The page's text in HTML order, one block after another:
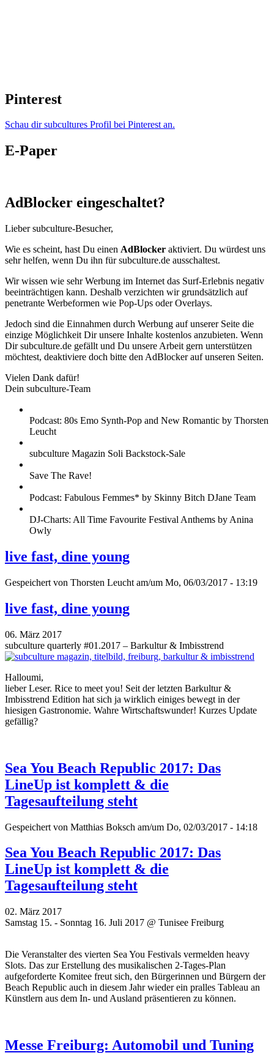
Pinterest
Schau dir subcultures Profil bei Pinterest an.
E-Paper
AdBlocker eingeschaltet?
Lieber subculture-Besucher,
Wie es scheint, hast Du einen AdBlocker aktiviert. Du würdest uns
sehr helfen, wenn Du ihn für subculture.de ausschaltest.
Wir wissen wie sehr Werbung im Internet das Surf-Erlebnis negativ
beeinträchtigen kann. Deshalb verzichten wir grundsätzlich auf
penetrante Werbeformen wie Pop-Ups oder Overlays.
Jedoch sind die Einnahmen durch Werbung auf unserer Seite die
einzige Möglichkeit Dir unsere Inhalte kostenlos anzubieten. Wenn
Dir subculture.de gefällt und Du unsere Arbeit gern unterstützen
möchtest, deaktiviere doch bitte den AdBlocker auf unseren Seiten.
Vielen Dank dafür!
Dein subculture-Team
Podcast: 80s Emo Synth-Pop and New Romantic by Thorsten
Leucht
subculture Magazin Soli Backstock-Sale
Save The Rave!
Podcast: Fabulous Femmes* by Skinny Bitch DJane Team
DJ-Charts: All Time Favourite Festival Anthems by Anina
Owly
live fast, dine young
Gespeichert von Thorsten Leucht am/um Mo, 06/03/2017 - 13:19
live fast, dine young
06. März 2017
subculture quarterly #01.2017 – Barkultur & Imbisstrend
Halloumi,
lieber Leser. Rice to meet you! Seit der letzten Barkultur &
Imbisstrend Edition hat sich ja wirklich einiges bewegt in der
hiesigen Gastronomie. Wahre Wirtschaftswunder! Kurzes Update
gefällig?
Sea You Beach Republic 2017: Das
LineUp ist komplett & die
Tagesaufteilung steht
Gespeichert von Matthias Boksch am/um Do, 02/03/2017 - 14:18
Sea You Beach Republic 2017: Das
LineUp ist komplett & die
Tagesaufteilung steht
02. März 2017
Samstag 15. - Sonntag 16. Juli 2017 @ Tunisee Freiburg
Die Veranstalter des vierten Sea You Festivals vermelden heavy
Slots. Das zur Erstellung des musikalischen 2-Tages-Plan
aufgeforderte Komitee freut sich, den Bürgerinnen und Bürgern der
Beach Republic auch in diesem Jahr wieder ein pralles Tableau an
Künstlern aus dem In- und Ausland präsentieren zu können.
Messe Freiburg: Automobil und Tuning